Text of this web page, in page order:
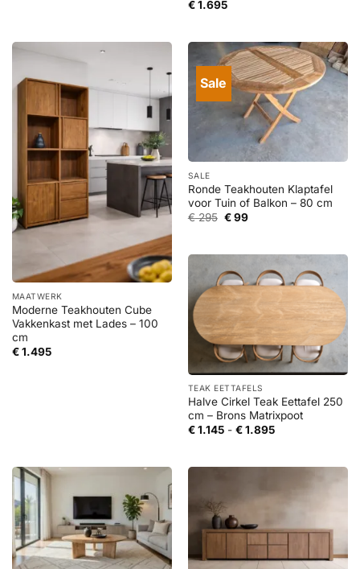
€1.695
MAATWERK
Moderne Teakhouten Cube
Vakkenkast met Lades – 100
cm
€1.495
Sale
SALE
Ronde Teakhouten Klaptafel
voor Tuin of Balkon – 80 cm
€295 Oorspronkelijke
€99Huidige
TEAK EETTAFELS
Halve Cirkel Teak Eettafel 250
cm – Brons Matrixpoot
€1.145 - €1.895Prijsklasse: